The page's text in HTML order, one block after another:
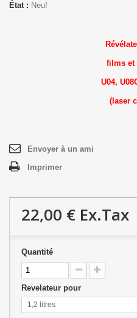
État : Neuf
films et
U04,
(laser
Envoyer à un ami
Imprimer
22,00 € Ex.Tax
Quantité
Revelateur pour
1,2 litres